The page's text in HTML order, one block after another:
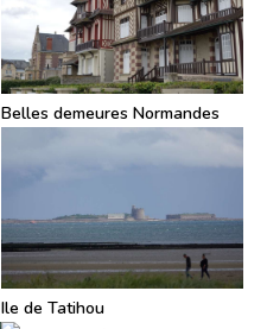
Belles demeures Normandes
Ile de Tatihou